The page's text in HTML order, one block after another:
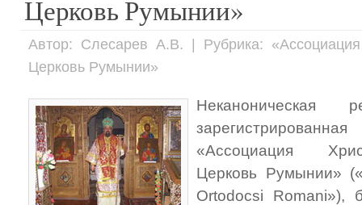
Церковь Румынии»
Автор: Слесарев А.В. | Рубрика:
Церковь Румынии»
Неканоническая
«Ассоциация
Церковь Румынии»
Ortodocsi Romani»),